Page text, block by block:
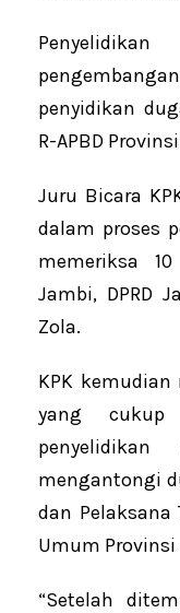
penyidikan
R-APBD
Juru Bicara
dalam proses
memeriksa
Jambi, DPRD
Zola.
KPK
yang
mengantongi
dan Pelaksana
Umum
“Setelah